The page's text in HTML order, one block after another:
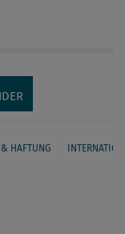
& HAFTUNG